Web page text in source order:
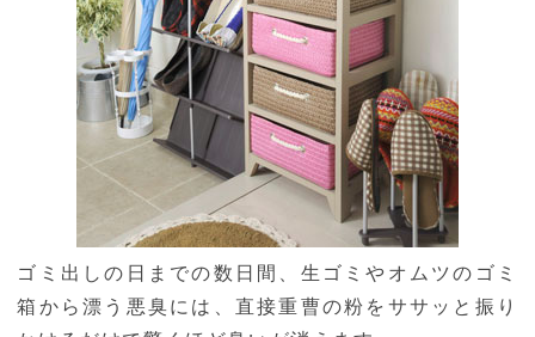
ゴミ出しの日までの数日間、生ゴミやオムツのゴミ
箱から漂う悪臭には、直接重曹の粉をササッと振り